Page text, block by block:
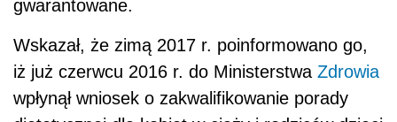
gwarantowane.
Wskazał, że zimą 2017 r. poinformowano go,
iż już czerwcu 2016 r. do Ministerstwa Zdrowia
wpłynął wniosek o zakwalifikowanie porady